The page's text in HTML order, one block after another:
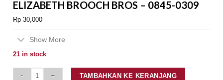
ELIZABETH BROOCH BROS – 0845-0309
Rp 30,000
Show More
21 in stock
TAMBAHKAN KE KERANJANG